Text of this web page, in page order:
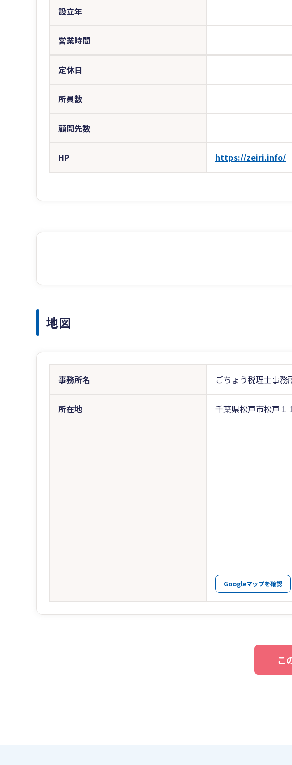
設立年
営業時間
定休日
所員数
顧問先数
HP https://zeiri.info/
地図
事務所名 ごちょう税理士事務
所在地 千葉県松戸市松戸１
Googleマップを確認
こ